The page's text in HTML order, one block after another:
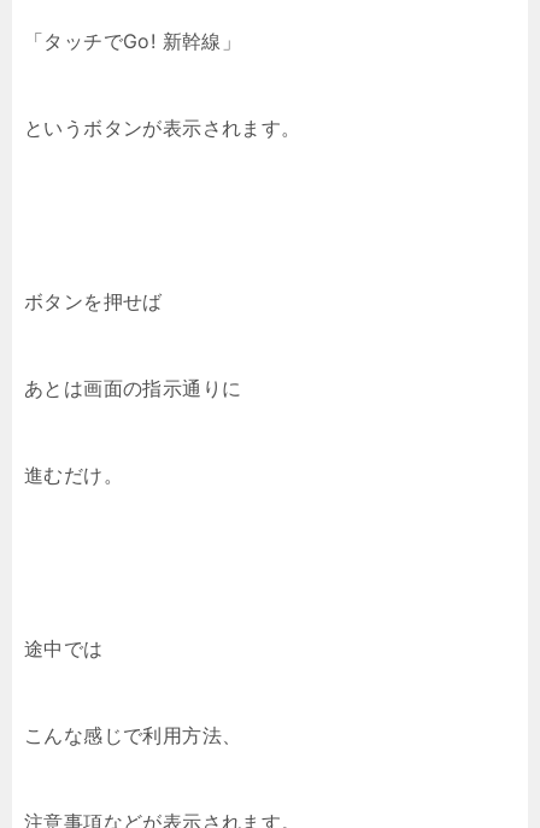
「タッチでGo! 新幹線」
というボタンが表示されます。
ボタンを押せば
あとは画面の指示通りに
進むだけ。
途中では
こんな感じで利用方法、
注意事項などが表示されます。